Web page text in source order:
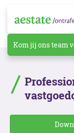
Kom jij ons team